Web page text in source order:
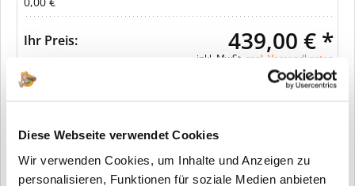
Diese Webseite verwendet Cookies
Wir verwenden Cookies, um Inhalte und Anzeigen zu
personalisieren, Funktionen für soziale Medien anbieten
Ihr Preis: 439,00 € *
inkl. MwSt. zzgl. Versandkosten
Merken